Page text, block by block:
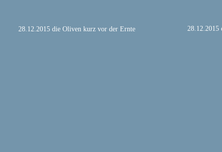
28.12.2015 die Oliven kurz vor der Ernte